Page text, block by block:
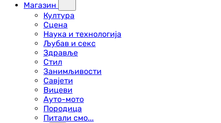
Магазин
Култура
Сцена
Наука и технологија
Љубав и секс
Здравље
Стил
Занимљивости
Савјети
Вицеви
Ауто-мото
Породица
Питали смо...